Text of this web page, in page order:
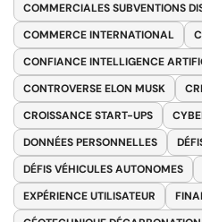
COMMERCIALES SUBVENTIONS
COMMERCE INTERNATIONAL
CONFIANCE INTELLIGENCE
CONTROVERSE ELON MUSK
CROISSANCE START-UPS
DONNÉES PERSONNELLES
DÉFIS VÉHICULES AUTONOMES
EXPÉRIENCE UTILISATEUR